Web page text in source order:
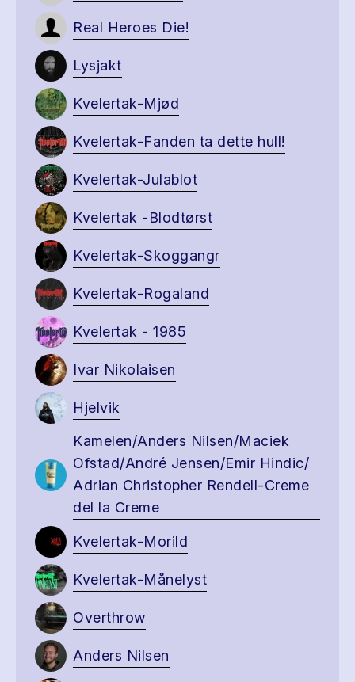
Real Heroes Die!
Lysjakt
Kvelertak-Mjød
Kvelertak-Fanden ta dette hull!
Kvelertak-Julablot
Kvelertak -Blodtørst
Kvelertak-Skoggangr
Kvelertak-Rogaland
Kvelertak - 1985
Ivar Nikolaisen
Hjelvik
Kamelen/Anders Nilsen/Maciek
Ofstad/André Jensen/Emir Hindic/
Adrian Christopher Rendell-Creme
del la Creme
Kvelertak-Morild
Kvelertak-Månelyst
Overthrow
Anders Nilsen